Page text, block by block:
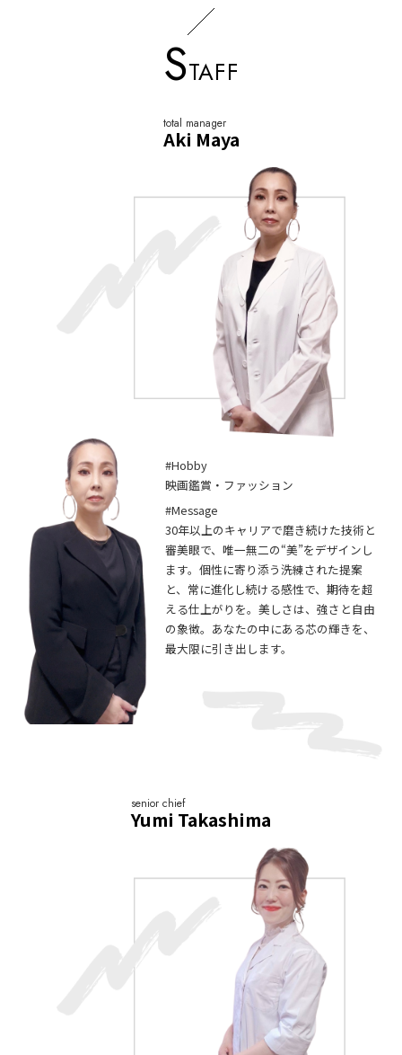
STAFF
total manager
Aki Maya
#Hobby
映画鑑賞・ファッション
#Message
30年以上のキャリアで磨き続けた技術と
審美眼で、唯一無二の“美”をデザインし
ます。個性に寄り添う洗練された提案
と、常に進化し続ける感性で、期待を超
える仕上がりを。美しさは、強さと自由
の象徴。あなたの中にある芯の輝きを、
最大限に引き出します。
senior chief
Yumi Takashima